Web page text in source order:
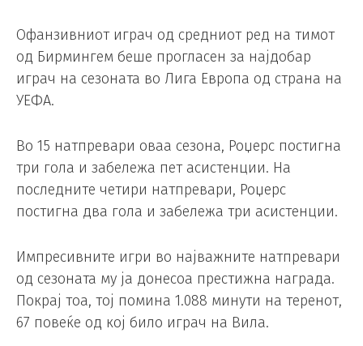
Офанзивниот играч од средниот ред на тимот
од Бирмингем беше прогласен за најдобар
играч на сезоната во Лига Европа од страна на
УЕФА.
Во 15 натпревари оваа сезона, Роџерс постигна
три гола и забележа пет асистенции. На
последните четири натпревари, Роџерс
постигна два гола и забележа три асистенции.
Импресивните игри во најважните натпревари
од сезоната му ја донесоа престижна награда.
Покрај тоа, тој помина 1.088 минути на теренот,
67 повеќе од кој било играч на Вила.